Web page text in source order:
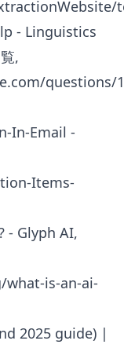
- Linguistics
,
questions/
In-Email -
Items-
- Glyph AI,
is-an-ai-
2025 guide) |